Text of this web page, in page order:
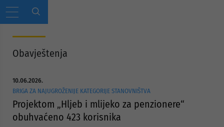
Obavještenja
10.06.2026.
BRIGA ZA NAJUGROŽENIJE KATEGORIJE STANOVNIŠTVA
Projektom „Hljeb i mlijeko za penzionere“
obuhvaćeno 423 korisnika